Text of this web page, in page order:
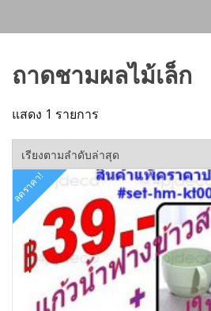
ถาดชามผลไม้เล็ก
แสดง 1 รายการ
ลดราคา!